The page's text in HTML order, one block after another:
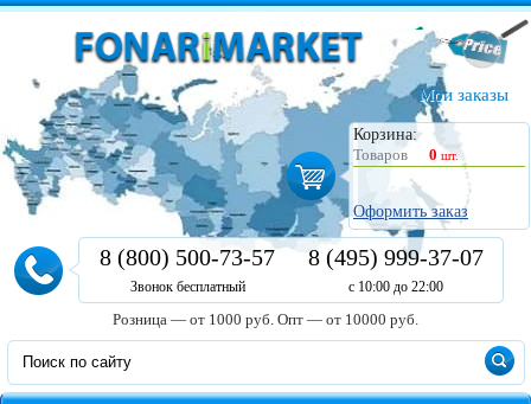
Мои заказы
Корзина:
Товаров
0 шт.
Оформить заказ
8 (800) 500-73-57
Звонок бесплатный
8 (495) 999-37-07
с 10:00 до 22:00
Розница — от 1000 руб. Опт — от 10000 руб.